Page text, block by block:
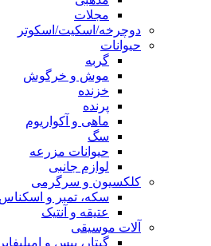
مجلات
دوچرخه/اسکیت/اسکوتر
حیوانات
گربه
موش و خرگوش
خزنده
پرنده
ماهی و آکواریوم
سگ
حیوانات مزرعه
لوازم جانبی
کلکسیون و سرگرمی
سکه، تمبر و اسکناس
عتیقه و آنتیک
آلات موسیقی
گیتار، بیس و امپلیفایر